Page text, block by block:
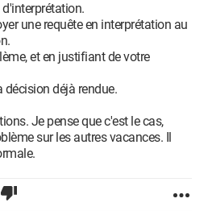
une requête en interprétation au
et en justifiant de votre
décision déjà rendue.
Je pense que c'est le cas,
sur les autres vacances. Il